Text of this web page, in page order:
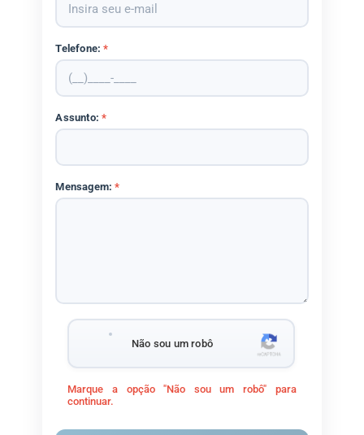
Telefone:*
Assunto:*
Mensagem:*
Não sou um robô
Marque a opção "Não sou um robô" para
continuar.